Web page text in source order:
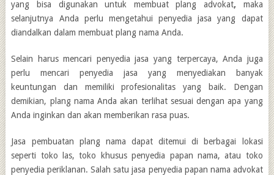
yang bisa digunakan untuk membuat plang advokat, maka
selanjutnya Anda perlu mengetahui penyedia jasa yang dapat
diandalkan dalam membuat plang nama Anda.
Selain harus mencari penyedia jasa yang terpercaya, Anda juga
perlu mencari penyedia jasa yang menyediakan banyak
keuntungan dan memiliki profesionalitas yang baik. Dengan
demikian, plang nama Anda akan terlihat sesuai dengan apa yang
Anda inginkan dan akan memberikan rasa puas.
Jasa pembuatan plang nama dapat ditemui di berbagai lokasi
seperti toko las, toko khusus penyedia papan nama, atau toko
penyedia periklanan. Salah satu jasa penyedia papan nama advokat